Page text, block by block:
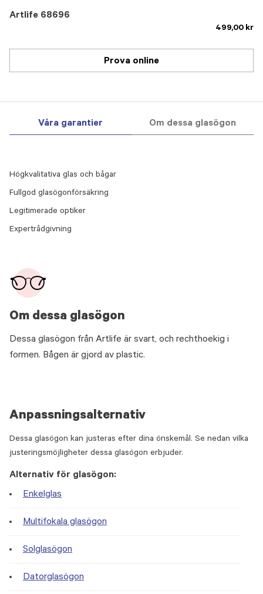
Artlife 68696
499,00 kr
Prova online
Våra garantier Om dessa glasögon
Om dessa glasögon
Dessa glasögon från Artlife är svart, och rechthoekig i
formen. Bågen är gjord av plastic.
Högkvalitativa glas och bågar
Fullgod glasögonförsäkring
Legitimerade optiker
Expertrådgivning
Anpassningsalternativ
Dessa glasögon kan justeras efter dina önskemål. Se nedan vilka
justeringsmöjligheter dessa glasögon erbjuder.
Alternativ för glasögon:
Enkelglas
Multifokala glasögon
Solglasögon
Datorglasögon